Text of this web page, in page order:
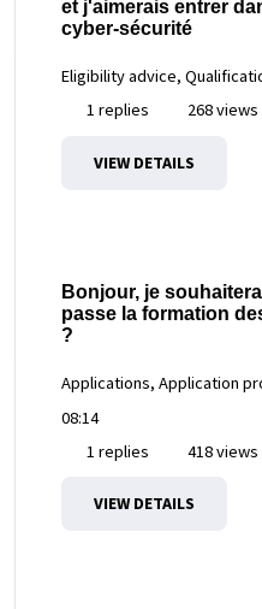
et j'aimerais entrer
cyber-sécurité
Eligibility advice,
1 replies
268 views
VIEW DETAILS
Bonjour, je
passe la formation
?
Applications, Application
08:14
1 replies
418 views
VIEW DETAILS